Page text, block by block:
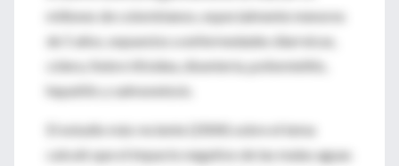
millones de colombianos, especialmente menores
de 5 años, expuestos a enfermedades diarreicas,
cólera, fiebre tifoidea, disentería, poliomielitis,
hepatitis y salmonelosis.
El estudio más reciente (2004) sobre el tema
calculó que el impacto negativo de las malas aguas